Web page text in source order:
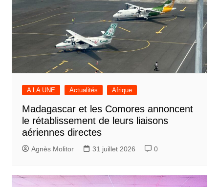
A LA UNE Actualités Afrique
Madagascar et les Comores annoncent
le rétablissement de leurs liaisons
aériennes directes
Agnès Molitor 31 juillet 2026 0